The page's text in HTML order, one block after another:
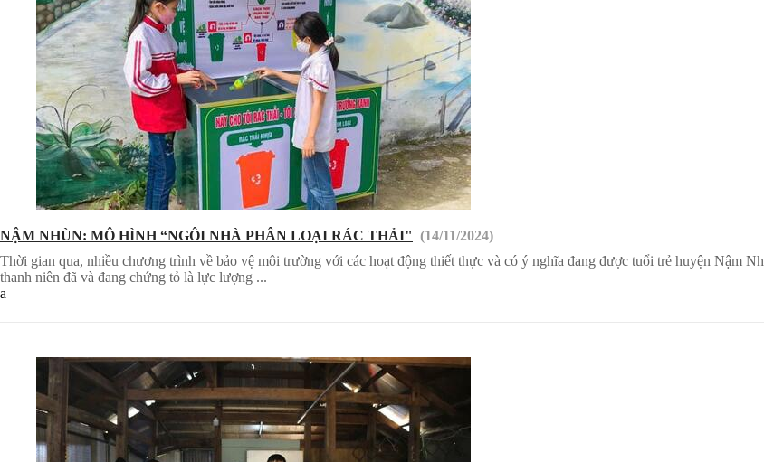
NẬM NHÙN: MÔ HÌNH “NGÔI NHÀ PHÂN LOẠI RÁC THẢI" (14/11/2024)
Thời gian qua, nhiều chương trình về bảo vệ môi trường với các hoạt động thiết thực và có ý nghĩa đang được tuổi trẻ huyện Nậm
thanh niên đã và đang chứng tỏ là lực lượng ...
a